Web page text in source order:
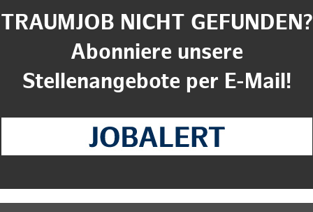
TRAUMJOB NICHT GEFUNDEN?
Abonniere unsere
Stellenangebote per E-Mail!